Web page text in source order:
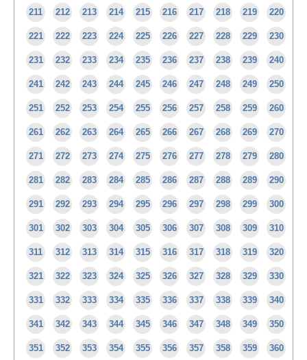
211 212 213 214 215 216 217 218 219 220
221 222 223 224 225 226 227 228 229 230
231 232 233 234 235 236 237 238 239 240
241 242 243 244 245 246 247 248 249 250
251 252 253 254 255 256 257 258 259 260
261 262 263 264 265 266 267 268 269 270
271 272 273 274 275 276 277 278 279 280
281 282 283 284 285 286 287 288 289 290
291 292 293 294 295 296 297 298 299 300
301 302 303 304 305 306 307 308 309 310
311 312 313 314 315 316 317 318 319 320
321 322 323 324 325 326 327 328 329 330
331 332 333 334 335 336 337 338 339 340
341 342 343 344 345 346 347 348 349 350
351 352 353 354 355 356 357 358 359 360